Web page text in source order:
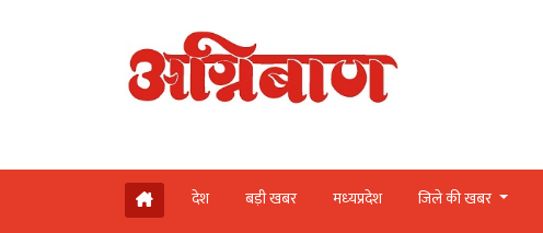
देश बड़ी खबर मध्‍यप्रदेश जिले की खबर